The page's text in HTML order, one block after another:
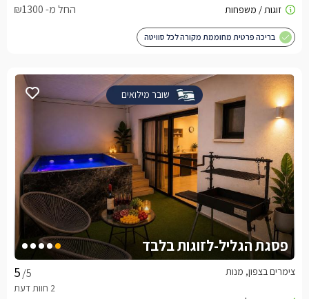
החל מ- ₪1300
בריכה פרטית מחוממת מקורה לכל סוויטה
שובר מילואים
פסגת הגליל-לזוגות בלבד
/5 צימרים בצפון, מנות